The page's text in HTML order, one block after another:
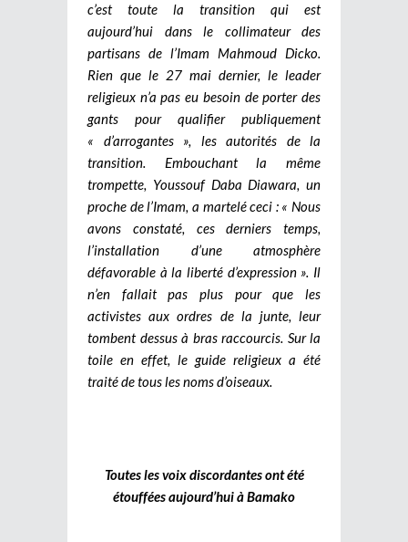
c’est toute la transition qui est
aujourd’hui dans le collimateur des
partisans de l’Imam Mahmoud Dicko.
Rien que le 27 mai dernier, le leader
religieux n’a pas eu besoin de porter des
gants pour qualifier publiquement
« d’arrogantes », les autorités de la
transition. Embouchant la même
trompette, Youssouf Daba Diawara, un
proche de l’Imam, a martelé ceci : « Nous
avons constaté, ces derniers temps,
l’installation d’une atmosphère
défavorable à la liberté d’expression ». Il
n’en fallait pas plus pour que les
activistes aux ordres de la junte, leur
tombent dessus à bras raccourcis. Sur la
toile en effet, le guide religieux a été
traité de tous les noms d’oiseaux.
Toutes les voix discordantes ont été
étouffées aujourd’hui à Bamako